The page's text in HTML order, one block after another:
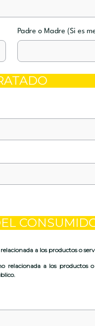
Padre o Madre (Si es
a los productos o
relacionada a los productos